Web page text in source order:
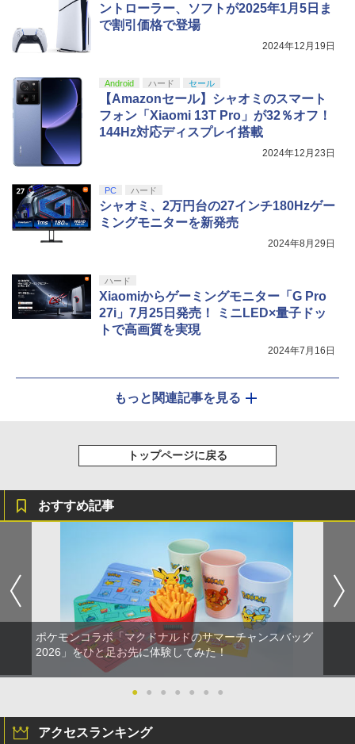
ントローラー、ソフトが2025年1月5日ま
で割引価格で登場
2024年12月19日
Android ハード セール
【Amazonセール】シャオミのスマート
フォン「Xiaomi 13T Pro」が32％オフ！
144Hz対応ディスプレイ搭載
2024年12月23日
PC ハード
シャオミ、2万円台の27インチ180Hzゲー
ミングモニターを新発売
2024年8月29日
ハード
Xiaomiからゲーミングモニター「G Pro
27i」7月25日発売！ ミニLED×量子ドッ
トで高画質を実現
2024年7月16日
もっと関連記事を見る
トップページに戻る
おすすめ記事
ポケモンコラボ「マクドナルドのサマーチャンスバッグ
2026」をひと足お先に体験してみた！
● ● ● ● ● ● ●
アクセスランキング